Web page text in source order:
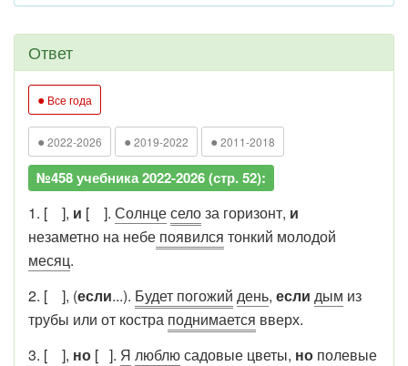
Ответ
● Все года
● 2022-2026 ● 2019-2022 ● 2011-2018
№458 учебника 2022-2026 (стр. 52):
1. [ ], и [ ]. Солнцеселоза горизонт, и
незаметно на небе появился тонкий молодой
месяц.
2. [ ], (если...). Будет погожий день, если дым из
трубы или от костра поднимается вверх.
3. [ ], но [ ]. Я люблюсадовые цветы, но полевые